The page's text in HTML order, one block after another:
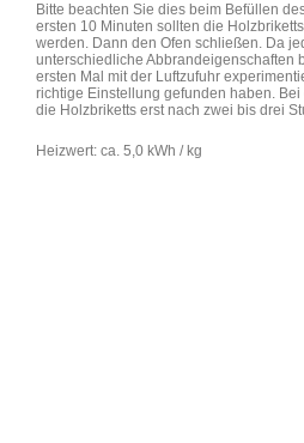
Bitte beachten Sie dies beim Befüllen
ersten 10 Minuten sollten die
werden. Dann den Ofen schließen. Da
unterschiedliche Abbrandeigenschaften
ersten Mal mit der Luftzufuhr
richtige Einstellung gefunden haben.
die Holzbriketts erst nach zwei bis drei
Heizwert: ca. 5,0 kWh / kg